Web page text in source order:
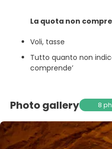
La quota non
Voli, tasse
Tutto quanto non
comprende’
Photo gallery 8